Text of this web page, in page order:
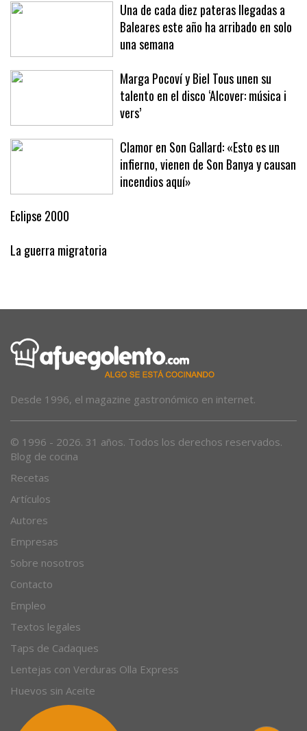
Una de cada diez pateras llegadas a
Baleares este año ha arribado en solo
una semana
Marga Pocoví y Biel Tous unen su
talento en el disco ‘Alcover: música i
vers’
Clamor en Son Gallard: «Esto es un
infierno, vienen de Son Banya y causan
incendios aquí»
Eclipse 2000
La guerra migratoria
Desde 1996, el magazine gastronómico en internet.
© 1996 - 2026. 31 años. Todos los derechos reservados.
Blog de cocina
Recetas
Artículos
Autores
Empresas
Sobre nosotros
Contacto
Empleo
Textos legales
Taps de Cadaques
Lentejas con Verduras Olla Express
Huevos sin Aceite